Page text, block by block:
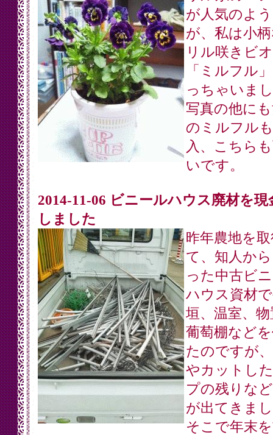
が人気のよ
が、私は小
リル咲きビ
「ミルフル
っちゃいま
写真の他に
のミルフル
入、こちら
いです。
2014-11-06 ビニールハウス廃材を現
しました
昨年農地を
て、知人か
った中古ビ
ハウス資材
垣、温室、物
葡萄棚など
たのですが
やカットし
プの残りな
が出てきま
そこで年末